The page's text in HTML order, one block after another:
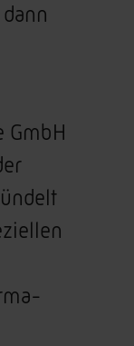
GmbH